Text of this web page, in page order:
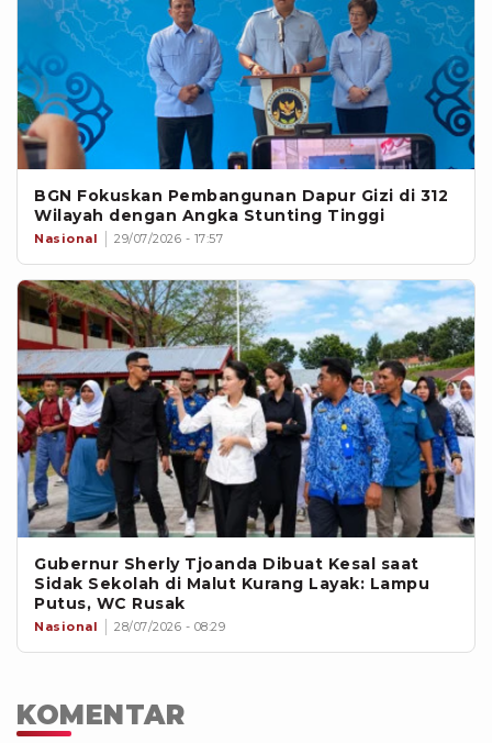
BGN Fokuskan Pembangunan Dapur Gizi di 312
Wilayah dengan Angka Stunting Tinggi
Nasional 29/07/2026 - 17:57
Gubernur Sherly Tjoanda Dibuat Kesal saat
Sidak Sekolah di Malut Kurang Layak: Lampu
Putus, WC Rusak
Nasional 28/07/2026 - 08:29
KOMENTAR